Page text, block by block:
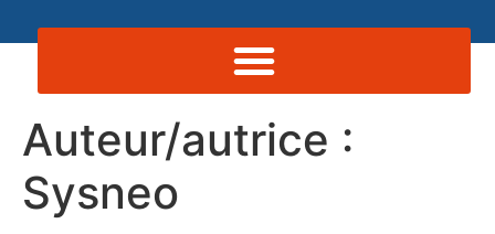
Auteur/autrice :
Sysneo